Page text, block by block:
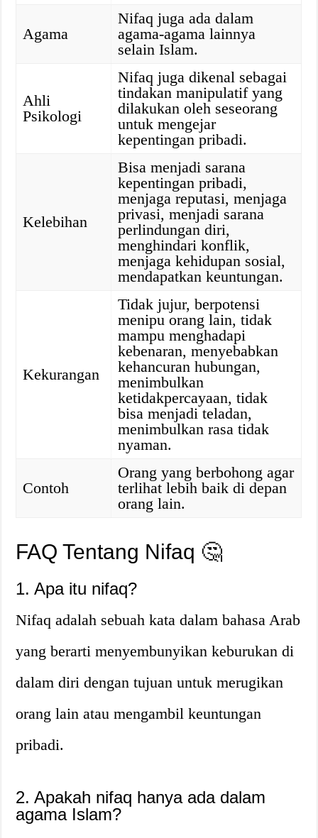
Agama
Nifaq juga ada dalam
agama-agama lainnya
selain Islam.
Ahli
Psikologi
Nifaq juga dikenal sebagai
tindakan manipulatif yang
dilakukan oleh seseorang
untuk mengejar
kepentingan pribadi.
Kelebihan
Bisa menjadi sarana
kepentingan pribadi,
menjaga reputasi, menjaga
privasi, menjadi sarana
perlindungan diri,
menghindari konflik,
menjaga kehidupan sosial,
mendapatkan keuntungan.
Kekurangan
Tidak jujur, berpotensi
menipu orang lain, tidak
mampu menghadapi
kebenaran, menyebabkan
kehancuran hubungan,
menimbulkan
ketidakpercayaan, tidak
bisa menjadi teladan,
menimbulkan rasa tidak
nyaman.
Contoh
Orang yang berbohong agar
terlihat lebih baik di depan
orang lain.
FAQ Tentang Nifaq 🤔
1. Apa itu nifaq?
Nifaq adalah sebuah kata dalam bahasa Arab
yang berarti menyembunyikan keburukan di
dalam diri dengan tujuan untuk merugikan
orang lain atau mengambil keuntungan
pribadi.
2. Apakah nifaq hanya ada dalam
agama Islam?